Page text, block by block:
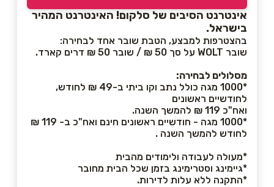
אינטרנט הסיבים של סלקום! האינטרנט המהיר
בישראל.
בהצטרפות למבצע, הטבת שובר אחד לבחירה:
שובר WOLT על סך 50 ₪ / שובר 50 ₪ דרים קארד.
מסלולים לבחירה:
*1000 מגה כולל נתב וקו ביתי ב-49 ₪ לחודש,
לחודשיים ראשונים
ואח"כ 119 ₪ להמשך השנה.
*1000 מגה - חודשיים ראשונים חינם ואח"כ ב- 119 ₪
לחודש להמשך השנה .
*מעולה לעבודה ולימודים מהבית
*גיימינג וסטרימינג בזמן שכל הבית מחובר
*התקנה ללא עלות לדירות.